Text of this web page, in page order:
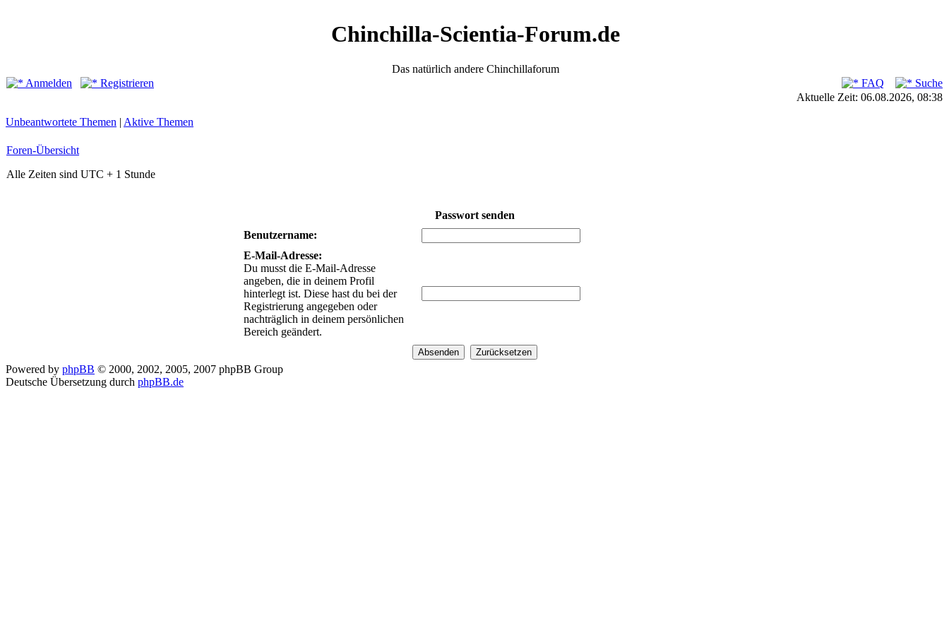
Chinchilla-Scientia-Forum.de
Das natürlich andere Chinchillaforum
Anmelden
Registrieren FAQ
Suche
Aktuelle Zeit: 06.08.2026, 08:38
Unbeantwortete Themen | Aktive Themen
Foren-Übersicht
Alle Zeiten sind UTC + 1 Stunde
Passwort senden
Benutzername:
E-Mail-Adresse:
Du musst die E-Mail-Adresse
angeben, die in deinem Profil
hinterlegt ist. Diese hast du bei der
Registrierung angegeben oder
nachträglich in deinem persönlichen
Bereich geändert.
Powered by phpBB © 2000, 2002, 2005, 2007 phpBB Group
Deutsche Übersetzung durch phpBB.de